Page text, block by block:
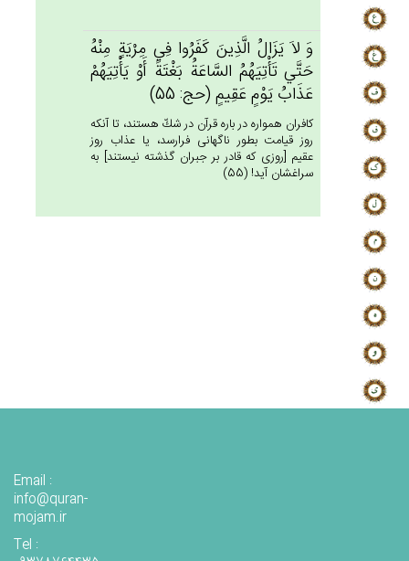
وَ لاَ يَزَال‌ُ الَّذِين‌َ كَفَرُوا فِي‌ مِرْيَة‌ٍ مِنْه‌ُ
حَتَّي‌ تَأْتِيَهُم‌ُ السَّاعَة‌ُ بَغْتَة‌ً أَوْ يَأْتِيَهُم‌ْ
عَذَاب‌ُ يَوْم‌ٍ عَقِيم‌ٍ (حج: 55)
كافران همواره در باره قرآن در شكّ هستند، تا آنكه
روز قيامت بطور ناگهانى فرارسد، يا عذاب روز
عقيم [روزى كه قادر بر جبران گذشته نيستند] به
سراغشان آيد! (55)
Email :
info@quran-
mojam.ir
Tel :